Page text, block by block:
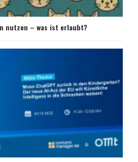
nutzen – was ist erlaubt?